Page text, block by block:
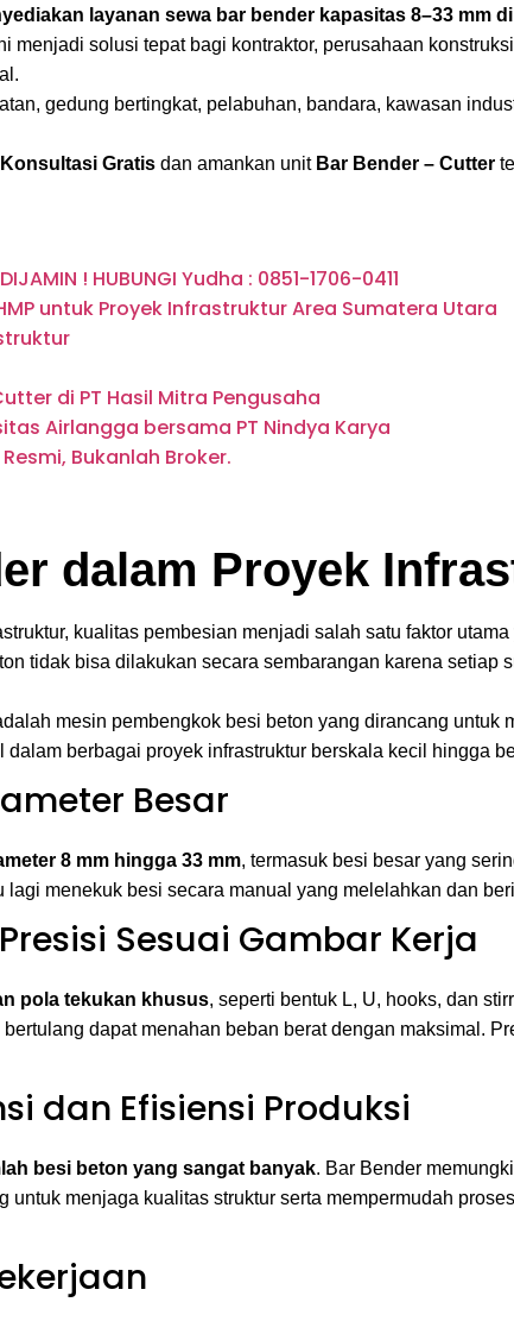
layanan sewa bar bender kapasitas 8–33 mm
menjadi solusi tepat bagi kontraktor, perusahaan
gedung bertingkat, pelabuhan, bandara, kawasan
Konsultasi Gratis dan amankan unit Bar Bender – Cutter
! HUBUNGI Yudha : 0851-1706-0411
untuk Proyek Infrastruktur Area Sumatera Utara
di PT Hasil Mitra Pengusaha
Airlangga bersama PT Nindya Karya
Bukanlah Broker.
dalam Proyek
kualitas pembesian menjadi salah satu faktor
tidak bisa dilakukan secara sembarangan karena setiap
mesin pembengkok besi beton yang dirancang untuk
berbagai proyek infrastruktur berskala kecil hingga
Besar
8 mm hingga 33 mm, termasuk besi besar yang
menekuk besi secara manual yang melelahkan dan
Sesuai Gambar Kerja
pola tekukan khusus, seperti bentuk L, U, hooks, dan
dapat menahan beban berat dengan maksimal.
dan Efisiensi Produksi
besi beton yang sangat banyak. Bar Bender
untuk menjaga kualitas struktur serta mempermudah